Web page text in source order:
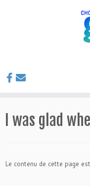
I was glad
Le contenu de cette page